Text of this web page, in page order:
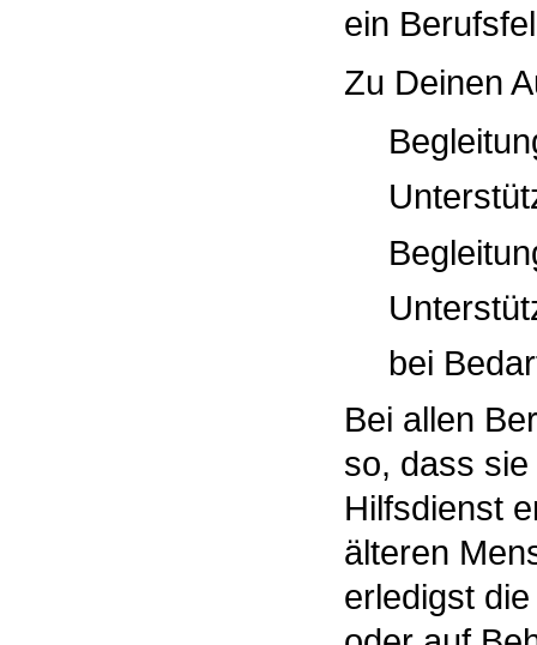
ein
Zu Deinen
bei
Bei allen
so, dass
Hilfsdienst
älteren
erledigst